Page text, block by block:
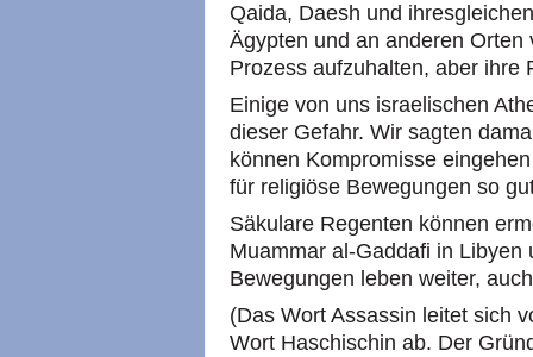
Qaida, Daesh und
Ägypten und an anderen
Prozess aufzuhalten, aber ihre
Einige von uns israelischen
dieser Gefahr. Wir sagten
können Kompromisse
für religiöse Bewegungen so
Säkulare Regenten können
Muammar al-Gaddafi in
Bewegungen leben weiter,
(Das Wort Assassin leitet sich
Wort Haschischin ab. Der